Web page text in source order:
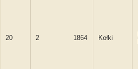
20 2 1864 Kołki